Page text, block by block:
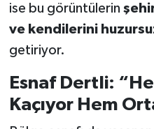
ise bu görüntülerin
ve kendilerini
getiriyor.
Esnaf Dertli:
Kaçıyor Hem